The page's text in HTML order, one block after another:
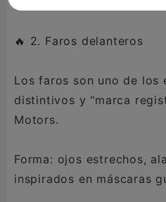
🔥 2. Faros delanteros
Los faros son uno de los
distintivos y “marca
Motors.
Forma: ojos estrechos,
inspirados en máscaras